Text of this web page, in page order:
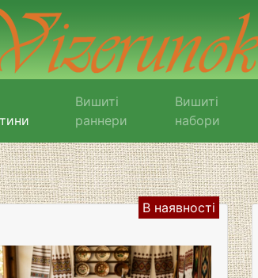
Вишиті
раннери
Вишиті
набори
В наявності